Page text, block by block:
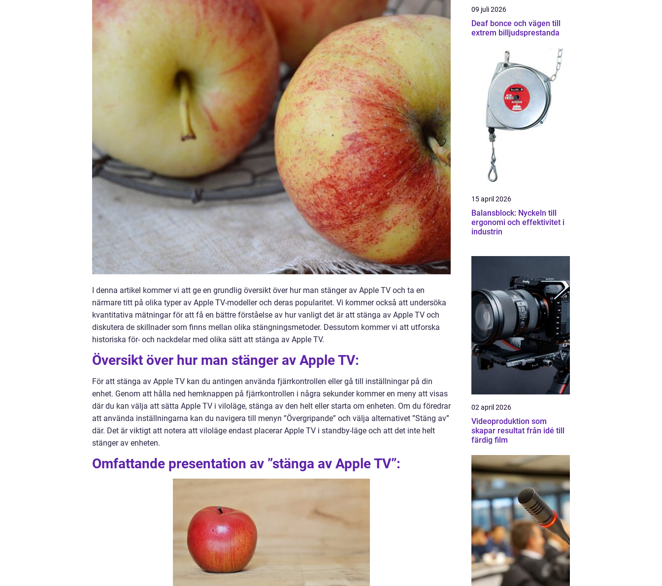
I denna artikel kommer vi att ge en grundlig översikt över hur man stänger av Apple TV och ta en
närmare titt på olika typer av Apple TV-modeller och deras popularitet. Vi kommer också att undersöka
kvantitativa mätningar för att få en bättre förståelse av hur vanligt det är att stänga av Apple TV och
diskutera de skillnader som finns mellan olika stängningsmetoder. Dessutom kommer vi att utforska
historiska för- och nackdelar med olika sätt att stänga av Apple TV.
Översikt över hur man stänger av Apple TV:
För att stänga av Apple TV kan du antingen använda fjärrkontrollen eller gå till inställningar på din
enhet. Genom att hålla ned hemknappen på fjärrkontrollen i några sekunder kommer en meny att visas
där du kan välja att sätta Apple TV i viloläge, stänga av den helt eller starta om enheten. Om du föredrar
att använda inställningarna kan du navigera till menyn ”Övergripande” och välja alternativet ”Stäng av”
där. Det är viktigt att notera att viloläge endast placerar Apple TV i standby-läge och att det inte helt
stänger av enheten.
Omfattande presentation av ”stänga av Apple TV”:
09 juli 2026
Deaf bonce och vägen till
extrem billjudsprestanda
15 april 2026
Balansblock: Nyckeln till
ergonomi och effektivitet i
industrin
02 april 2026
Videoproduktion som
skapar resultat från idé till
färdig film